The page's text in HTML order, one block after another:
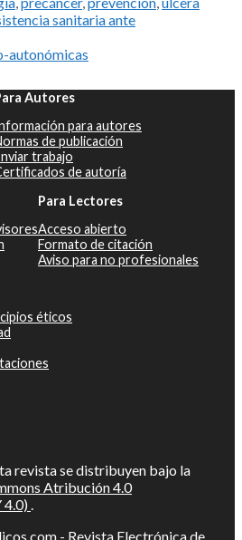
sanitaria ante
autonómicas
Autores
para autores
de publicación
trabajo
de autoría
Para Lectores
Acceso abierto
Formato de citación
Aviso para no profesionales
éticos
revista se distribuyen bajo la
Atribución 4.0
4.0) .
- Revista Electrónica de